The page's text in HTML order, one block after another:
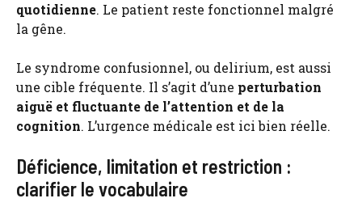
quotidienne. Le patient reste fonctionnel malgré
la gêne.
Le syndrome confusionnel, ou delirium, est aussi
une cible fréquente. Il s’agit d’une perturbation
aiguë et fluctuante de l’attention et de la
cognition. L’urgence médicale est ici bien réelle.
Déficience, limitation et restriction :
clarifier le vocabulaire